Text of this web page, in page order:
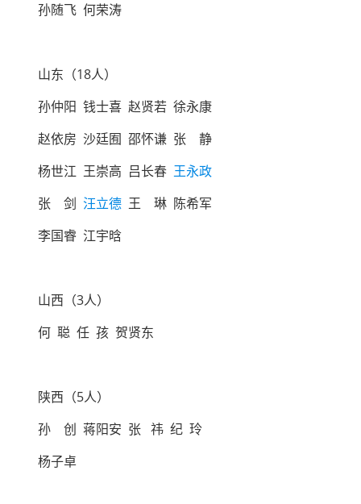
孙随飞 何荣涛
山东（18人）
孙仲阳 钱士喜 赵贤若 徐永康
赵依房 沙廷囿 邵怀谦 张 静
杨世江 王崇高 吕长春 王永政
张 剑 汪立德 王 琳 陈希军
李国睿 江宇晗
山西（3人）
何 聪 任 孩 贺贤东
陕西（5人）
孙 创 蒋阳安 张 祎 纪 玲
杨子卓